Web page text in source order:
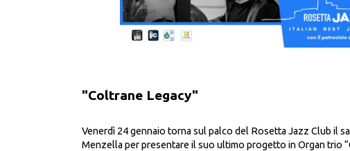
"Coltrane Legacy"
Venerdì 24 gennaio torna sul palco del Rosetta Jazz Club il
Menzella per presentare il suo ultimo progetto in Organ trio